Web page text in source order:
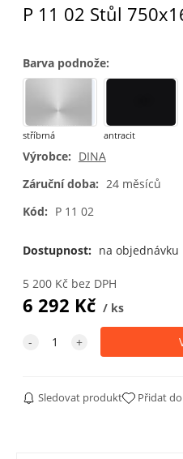
P 11 02 Stůl
Barva podnože:
stříbrná antracit
Výrobce: DINA
Záruční doba: 24 měsíců
Kód: P 11 02
Dostupnost: na objednávku
5 200Kč bez DPH
6 292 Kč ks
Sledovat produkt Přidat